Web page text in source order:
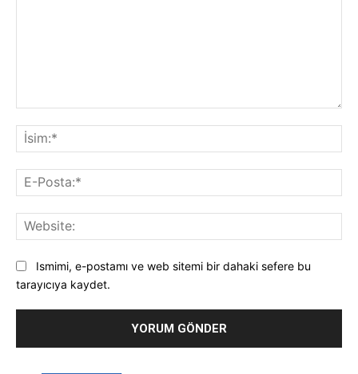
Ismimi, e-postamı ve web sitemi bir dahaki sefere bu
tarayıcıya kaydet.